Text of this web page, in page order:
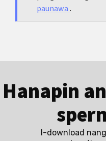
paunawa.
Hanapin
I-download